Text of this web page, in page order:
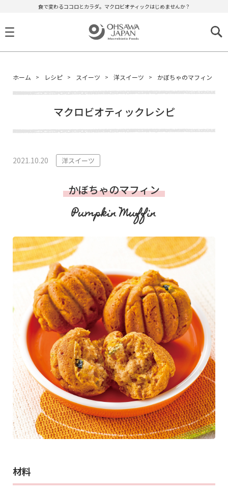
食で変わるココロとカラダ。マクロビオティックはじめませんか？
ホーム レシピ スイーツ 洋スイーツ かぼちゃのマフィン
マクロビオティックレシピ
2021.10.20 洋スイーツ
かぼちゃのマフィン
Pumpkin Muffin
材料